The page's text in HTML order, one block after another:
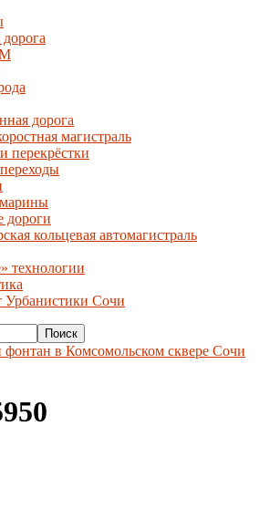
дорога
магистраль
перекрёстки
дороги
кольцевая автомагистраль
технологии
Урбанистики Сочи
фонтан в Комсомольском сквере Сочи